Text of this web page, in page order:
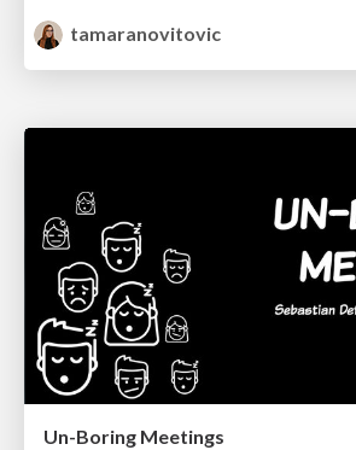
tamaranovitovic
Un-Boring Meetings